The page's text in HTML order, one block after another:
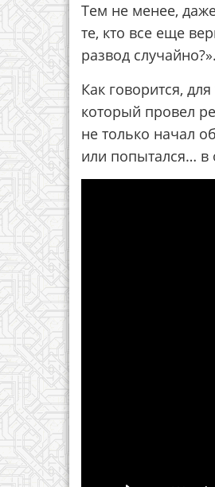
Тем не менее,
те, кто все еще
развод
Как говорится,
который провел
не только начал
или попытался… в